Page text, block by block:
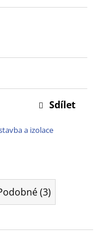
a izolace
Sdílet
(3)